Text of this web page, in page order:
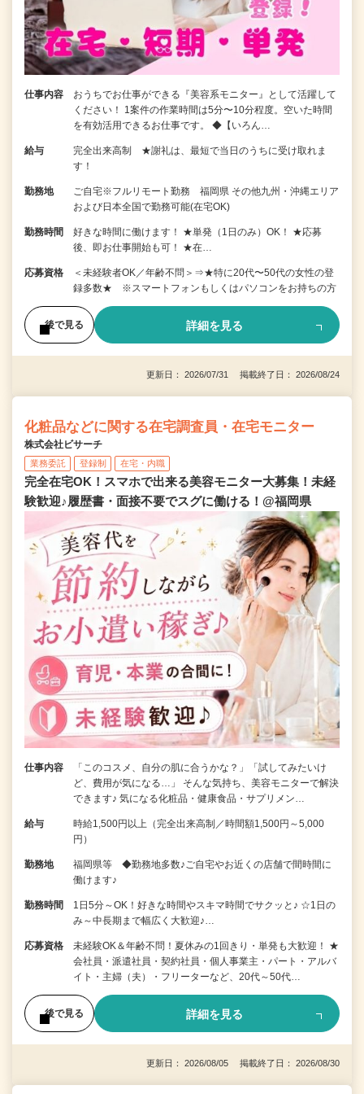
仕事内容
おうちでお仕事ができる『美容系モニター』として活躍して
ください！ 1案件の作業時間は5分〜10分程度。空いた時間
を有効活用できるお仕事です。 ◆【いろん…
給与
完全出来高制 ★謝礼は、最短で当日のうちに受け取れま
す！
勤務地
ご自宅※フルリモート勤務 福岡県 その他九州・沖縄エリア
および日本全国で勤務可能(在宅OK)
勤務時間
好きな時間に働けます！ ★単発（1日のみ）OK！ ★応募
後、即お仕事開始も可！ ★在…
応募資格
＜未経験者OK／年齢不問＞⇒★特に20代〜50代の女性の登
録多数★ ※スマートフォンもしくはパソコンをお持ちの方
後で見る 詳細を見る
更新日： 2026/07/31 掲載終了日： 2026/08/24
化粧品などに関する在宅調査員・在宅モニター
株式会社ビサーチ
業務委託 登録制 在宅・内職
完全在宅OK！スマホで出来る美容モニター大募集！未経
験歓迎♪履歴書・面接不要でスグに働ける！@福岡県
仕事内容
「このコスメ、自分の肌に合うかな？」「試してみたいけ
ど、費用が気になる…」 そんな気持ち、美容モニターで解決
できます♪ 気になる化粧品・健康食品・サプリメン…
給与
時給1,500円以上（完全出来高制／時間額1,500円～5,000
円）
勤務地
福岡県等 ◆勤務地多数♪ご自宅やお近くの店舗で間時間に
働けます♪
勤務時間
1日5分～OK！好きな時間やスキマ時間でサクッと♪ ☆1日の
み～中長期まで幅広く大歓迎♪…
応募資格
未経験OK＆年齢不問！夏休みの1回きり・単発も大歓迎！ ★
会社員・派遣社員・契約社員・個人事業主・パート・アルバ
イト・主婦（夫）・フリーターなど、20代～50代…
後で見る 詳細を見る
更新日： 2026/08/05 掲載終了日： 2026/08/30